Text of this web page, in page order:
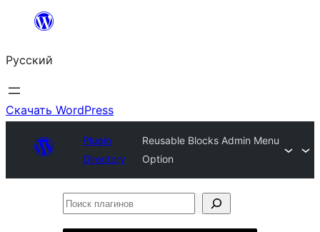
Перейти
содержимому
Русский
Скачать WordPress
Plugin
Directory
Reusable Blocks Admin Menu
Option
Поиск